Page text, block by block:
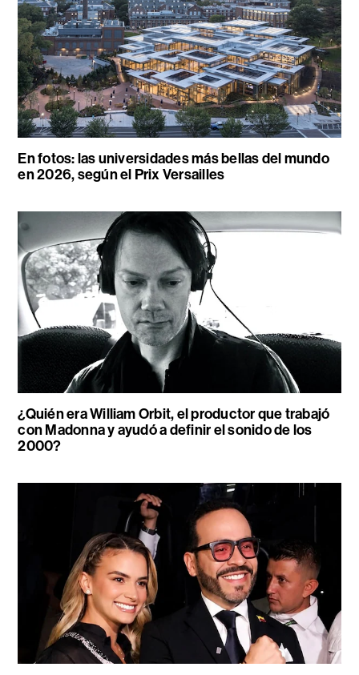
En fotos: las universidades más bellas del mundo
en 2026, según el Prix Versailles
¿Quién era William Orbit, el productor que trabajó
con Madonna y ayudó a definir el sonido de los
2000?